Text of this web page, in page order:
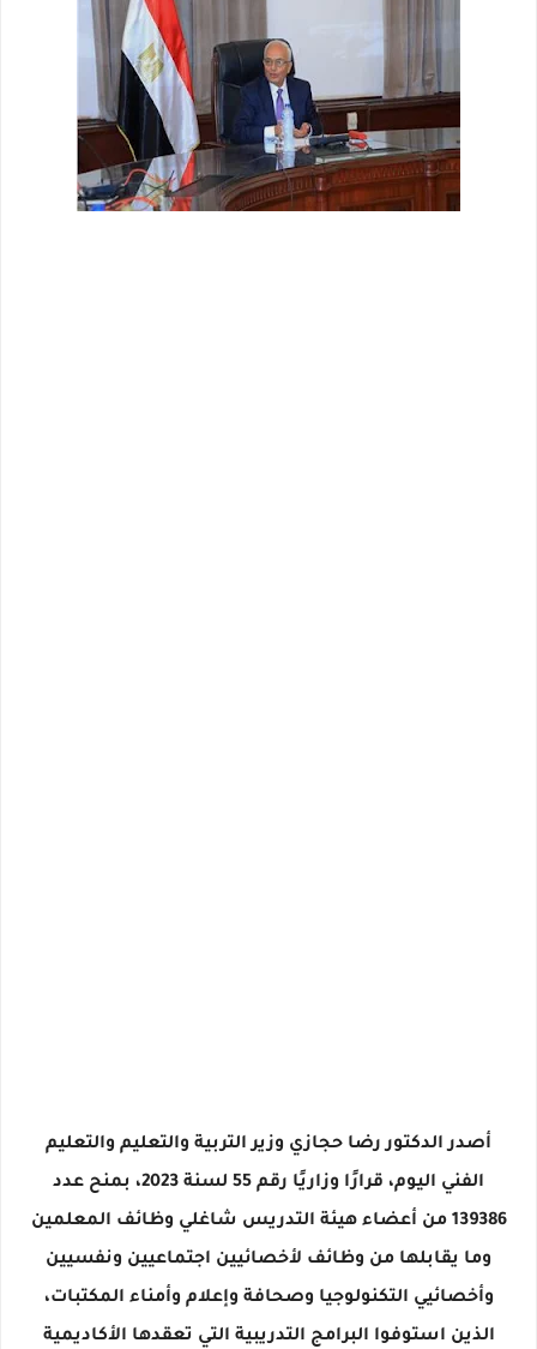
أصدر الدكتور رضا حجازي وزير التربية والتعليم والتعليم
الفني اليوم، قرارًا وزاريًا رقم 55 لسنة 2023، بمنح عدد
139386 من أعضاء هيئة التدريس شاغلي وظائف المعلمين
وما يقابلها من وظائف لأخصائيين اجتماعيين ونفسيين
وأخصائيي التكنولوجيا وصحافة وإعلام وأمناء المكتبات،
الذين استوفوا البرامج التدريبية التي تعقدها الأكاديمية